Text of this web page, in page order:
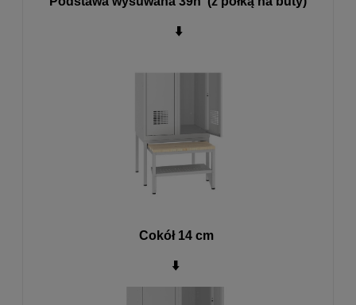
⬇️
Cokół 14 cm
⬇️